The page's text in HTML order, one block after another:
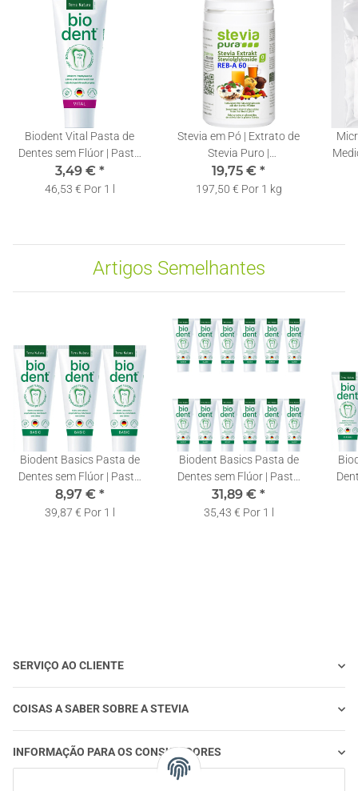
Biodent Vital Pasta de
Dentes sem Flúor | Pasta
Dentífrica Terra Natura | 1
x 75ml
3,49 € *
46,53 € Por 1 l
Stevia em Pó | Extrato de
Stevia Puro |
Rebaudiosideo A 60% |
Colher Doseadora Incluída
19,75 € *
197,50 € Por 1 kg
Artigos Semelhantes
Biodent Basics Pasta de
Dentes sem Flúor | Pasta
Dentífrica Terra Natura | 3
x 75ml
8,97 € *
39,87 € Por 1 l
Biodent Basics Pasta de
Dentes sem Flúor | Pasta
Dentífrica Terra Natura | 12
x 75ml
31,89 € *
35,43 € Por 1 l
SERVIÇO AO CLIENTE
COISAS A SABER SOBRE A STEVIA
INFORMAÇÃO PARA OS CONSUMIDORES